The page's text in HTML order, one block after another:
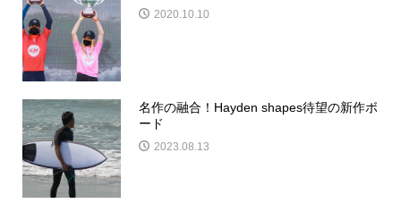
2020.10.10
名作の融合！Hayden shapes待望の新作ボ
ード
2023.08.13